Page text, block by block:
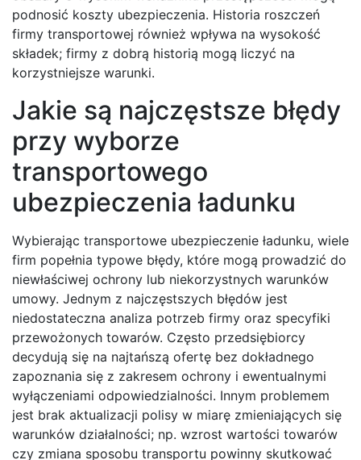
podnosić koszty ubezpieczenia. Historia roszczeń
firmy transportowej również wpływa na wysokość
składek; firmy z dobrą historią mogą liczyć na
korzystniejsze warunki.
Jakie są najczęstsze błędy
przy wyborze
transportowego
ubezpieczenia ładunku
Wybierając transportowe ubezpieczenie ładunku, wiele
firm popełnia typowe błędy, które mogą prowadzić do
niewłaściwej ochrony lub niekorzystnych warunków
umowy. Jednym z najczęstszych błędów jest
niedostateczna analiza potrzeb firmy oraz specyfiki
przewożonych towarów. Często przedsiębiorcy
decydują się na najtańszą ofertę bez dokładnego
zapoznania się z zakresem ochrony i ewentualnymi
wyłączeniami odpowiedzialności. Innym problemem
jest brak aktualizacji polisy w miarę zmieniających się
warunków działalności; np. wzrost wartości towarów
czy zmiana sposobu transportu powinny skutkować